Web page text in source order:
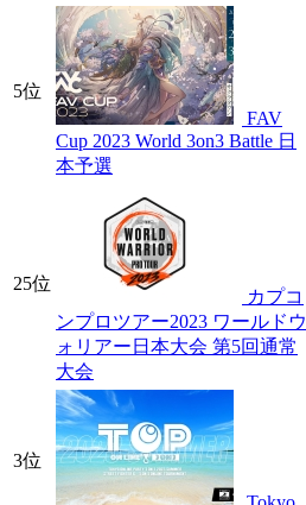
5位
FAV
Cup 2023 World 3on3 Battle 日
本予選
25位
カプコ
ンプロツアー2023 ワールドウ
ォリアー日本大会 第5回通常
大会
3位